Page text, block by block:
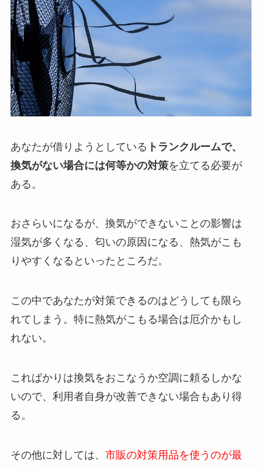
あなたが借りようとしている トランクルームで、
換気がない場合には何等かの対策を立てる必要が
ある。
おさらいになるが、換気ができないことの影響は
湿気が多くなる、匂いの原因になる、熱気がこも
りやすくなるといったところだ。
この中であなたが対策できるのはどうしても限ら
れてしまう。特に熱気がこもる場合は厄介かもし
れない。
こればかりは換気をおこなうか空調に頼るしかな
いので、利用者自身が改善できない場合もあり得
る。
その他に対しては、 市販の対策用品を使うのが最